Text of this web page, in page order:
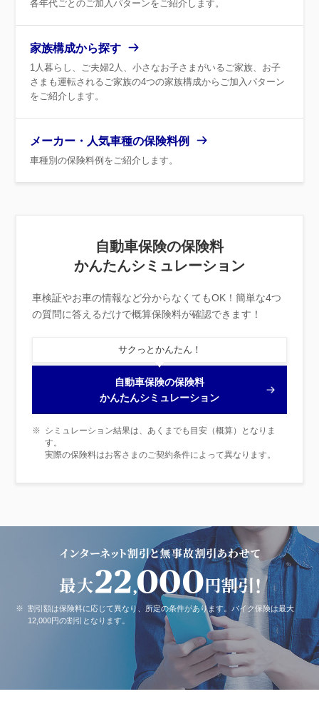
各年代ごとのご加入パターンをご紹介します。
家族構成から探す
1人暮らし、ご夫婦2人、小さなお子さまがいるご家族、お子
さまも運転されるご家族の4つの家族構成からご加入パターン
をご紹介します。
メーカー・人気車種の保険料例
車種別の保険料例をご紹介します。
自動車保険の保険料
かんたんシミュレーション
車検証やお車の情報など分からなくてもOK！ 簡単な4つ
の質問に答えるだけで概算保険料が確認できます！
自動車保険の保険料
かんたんシミュレーション
サクっとかんたん！
※ シミュレーション結果は、あくまでも目安（概算）となりま
す。
実際の保険料はお客さまのご契約条件によって異なります。
※ 割引額は保険料に応じて異なり、所定の条件があります。バイク保険は最大
12,000円の割引となります。